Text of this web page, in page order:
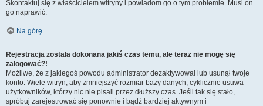
Skontaktuj się z właścicielem witryny i powiadom go o tym problemie. Musi on
go naprawić.
Na górę
Rejestracja została dokonana jakiś czas temu, ale teraz nie mogę się
zalogować?!
Możliwe, że z jakiegoś powodu administrator dezaktywował lub usunął twoje
konto. Wiele witryn, aby zmniejszyć rozmiar bazy danych, cyklicznie usuwa
użytkowników, którzy nic nie pisali przez dłuższy czas. Jeśli tak się stało,
spróbuj zarejestrować się ponownie i bądź bardziej aktywnym i